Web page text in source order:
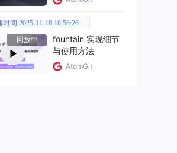
时间 2025-11-18 18:56:26
回放中
fountain 实现细节
与使用方法
AtomGit